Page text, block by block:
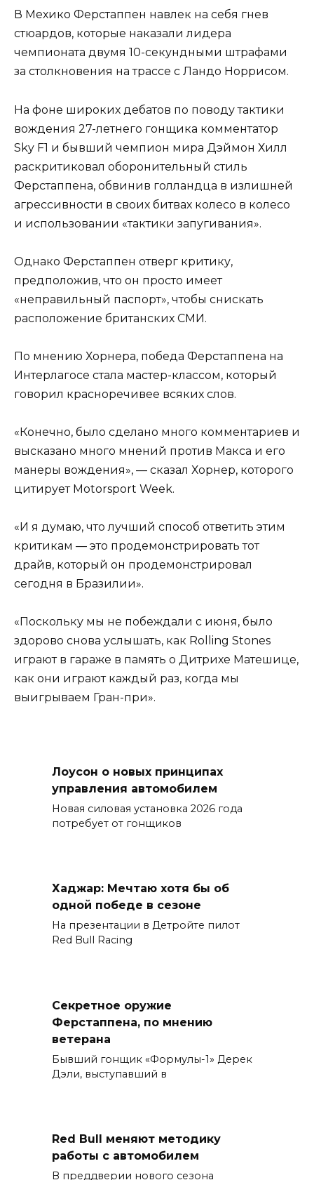
В Мехико Ферстаппен навлек на себя гнев
стюардов, которые наказали лидера
чемпионата двумя 10-секундными штрафами
за столкновения на трассе с Ландо Норрисом.
На фоне широких дебатов по поводу тактики
вождения 27-летнего гонщика комментатор
Sky F1 и бывший чемпион мира Дэймон Хилл
раскритиковал оборонительный стиль
Ферстаппена, обвинив голландца в излишней
агрессивности в своих битвах колесо в колесо
и использовании «тактики запугивания».
Однако Ферстаппен отверг критику,
предположив, что он просто имеет
«неправильный паспорт», чтобы снискать
расположение британских СМИ.
По мнению Хорнера, победа Ферстаппена на
Интерлагосе стала мастер-классом, который
говорил красноречивее всяких слов.
«Конечно, было сделано много комментариев и
высказано много мнений против Макса и его
манеры вождения», — сказал Хорнер, которого
цитирует Motorsport Week.
«И я думаю, что лучший способ ответить этим
критикам — это продемонстрировать тот
драйв, который он продемонстрировал
сегодня в Бразилии».
«Поскольку мы не побеждали с июня, было
здорово снова услышать, как Rolling Stones
играют в гараже в память о Дитрихе Матешице,
как они играют каждый раз, когда мы
выигрываем Гран-при».
Лоусон о новых принципах
управления автомобилем
Новая силовая установка 2026 года
потребует от гонщиков
Хаджар: Мечтаю хотя бы об
одной победе в сезоне
На презентации в Детройте пилот
Red Bull Racing
Секретное оружие
Ферстаппена, по мнению
ветерана
Бывший гонщик «Формулы-1» Дерек
Дэли, выступавший в
Red Bull меняют методику
работы с автомобилем
В преддверии нового сезона